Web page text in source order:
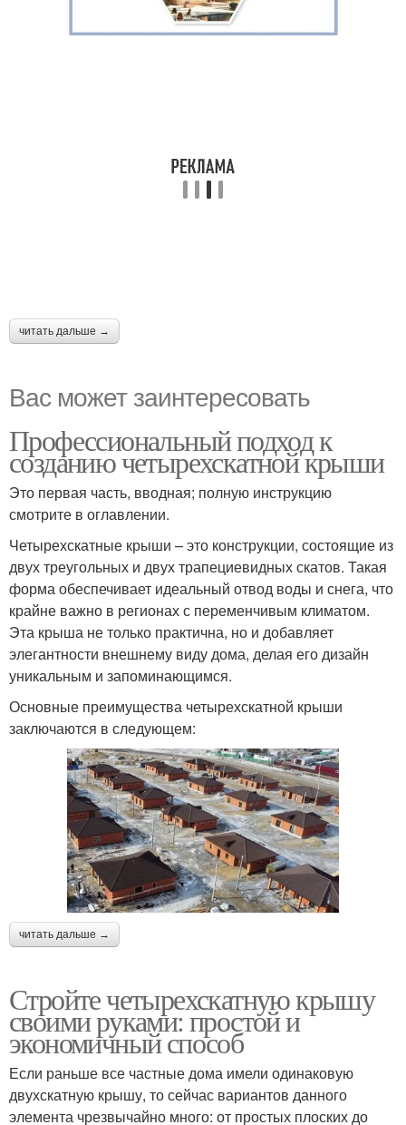
читать дальше →
Вас может заинтересовать
Профессиональный подход к
созданию четырехскатной крыши
Это первая часть, вводная; полную инструкцию
смотрите в оглавлении.
Четырехскатные крыши – это конструкции, состоящие из
двух треугольных и двух трапециевидных скатов. Такая
форма обеспечивает идеальный отвод воды и снега, что
крайне важно в регионах с переменчивым климатом.
Эта крыша не только практична, но и добавляет
элегантности внешнему виду дома, делая его дизайн
уникальным и запоминающимся.
Основные преимущества четырехскатной крыши
заключаются в следующем:
читать дальше →
Стройте четырехскатную крышу
своими руками: простой и
экономичный способ
Если раньше все частные дома имели одинаковую
двухскатную крышу, то сейчас вариантов данного
элемента чрезвычайно много: от простых плоских до